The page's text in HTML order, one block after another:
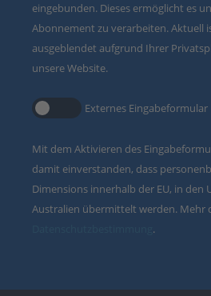
eingebunden. Dieses ermöglicht es
Abonnement zu verarbeiten. Aktuell
ausgeblendet aufgrund Ihrer
unsere Website.
Externes Eingabeformular
Mit dem Aktivieren des
damit einverstanden, dass
Dimensions innerhalb der EU, in den
Australien übermittelt werden. Mehr
.